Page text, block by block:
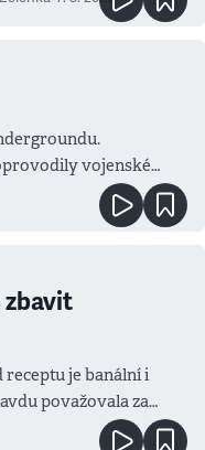
vojenské
zbavit
receptu je banální i
považovala za